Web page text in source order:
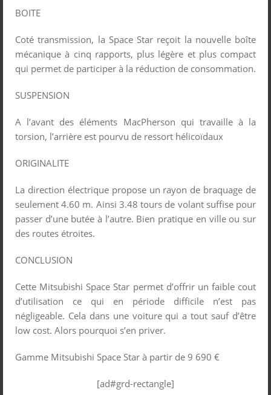
BOITE
Coté transmission, la Space Star reçoit la nouvelle boîte
mécanique à cinq rapports, plus légère et plus compact
qui permet de participer à la réduction de consommation.
SUSPENSION
A l’avant des éléments MacPherson qui travaille à la
torsion, l’arrière est pourvu de ressort hélicoïdaux
ORIGINALITE
La direction électrique propose un rayon de braquage de
seulement 4.60 m. Ainsi 3.48 tours de volant suffise pour
passer d’une butée à l’autre. Bien pratique en ville ou sur
des routes étroites.
CONCLUSION
Cette Mitsubishi Space Star permet d’offrir un faible cout
d’utilisation ce qui en période difficile n’est pas
négligeable. Cela dans une voiture qui a tout sauf d’être
low cost. Alors pourquoi s’en priver.
Gamme Mitsubishi Space Star à partir de 9 690 €
[ad#grd-rectangle]